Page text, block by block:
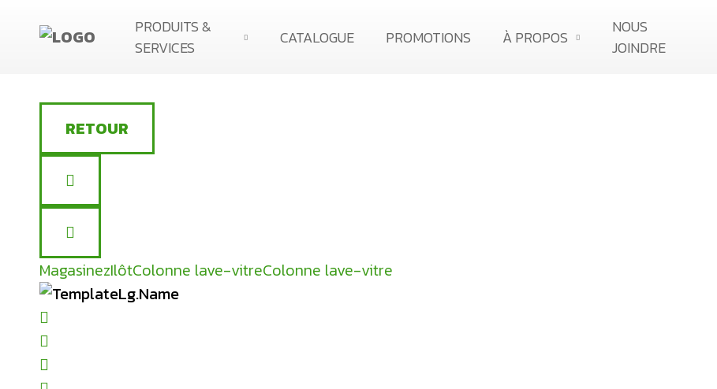
PRODUITS &
SERVICES
SERVICE D’INSTALLATION
BALANCE EMBARQUÉE POUR CAMION
CATALOGUE PROMOTIONS À PROPOS
NOUS
JOINDRE
RETOUR
MagasinezIlôtColonne lave-vitreColonne lave-vitre